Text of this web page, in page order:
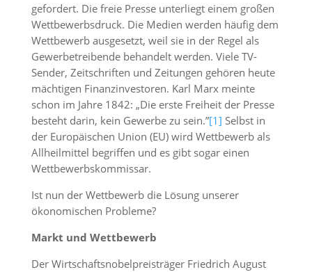
gefordert. Die freie Presse unterliegt einem großen
Wettbewerbsdruck. Die Medien werden häufig dem
Wettbewerb ausgesetzt, weil sie in der Regel als
Gewerbetreibende behandelt werden. Viele TV-
Sender, Zeitschriften und Zeitungen gehören heute
mächtigen Finanzinvestoren. Karl Marx meinte
schon im Jahre 1842: „Die erste Freiheit der Presse
besteht darin, kein Gewerbe zu sein.”[1] Selbst in
der Europäischen Union (EU) wird Wettbewerb als
Allheilmittel begriffen und es gibt sogar einen
Wettbewerbskommissar.
Ist nun der Wettbewerb die Lösung unserer
ökonomischen Probleme?
Markt und Wettbewerb
Der Wirtschaftsnobelpreisträger Friedrich August